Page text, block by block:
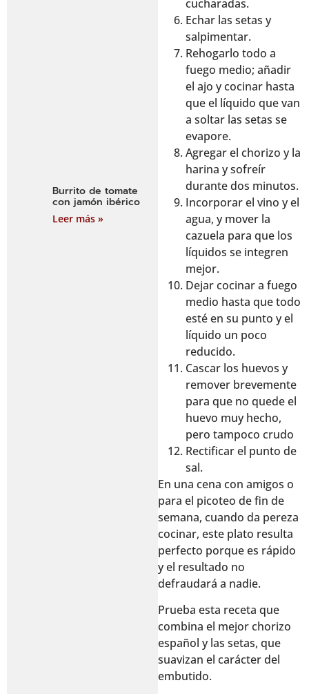
Burrito de tomate
con jamón ibérico
Leer más »
cucharadas.
Echar las setas y
salpimentar.
Rehogarlo todo a
fuego medio; añadir
el ajo y cocinar hasta
que el líquido que van
a soltar las setas se
evapore.
Agregar el chorizo y la
harina y sofreír
durante dos minutos.
Incorporar el vino y el
agua, y mover la
cazuela para que los
líquidos se integren
mejor.
Dejar cocinar a fuego
medio hasta que todo
esté en su punto y el
líquido un poco
reducido.
Cascar los huevos y
remover brevemente
para que no quede el
huevo muy hecho,
pero tampoco crudo
Rectificar el punto de
sal.
En una cena con amigos o
para el picoteo de fin de
semana, cuando da pereza
cocinar, este plato resulta
perfecto porque es rápido
y el resultado no
defraudará a nadie.
Prueba esta receta que
combina el mejor chorizo
español y las setas, que
suavizan el carácter del
embutido.